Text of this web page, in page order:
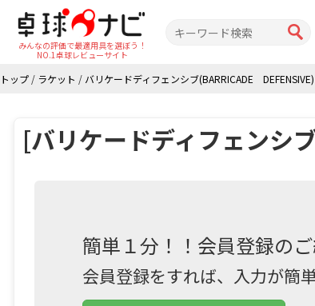
みんなの評価で最適用具を選ぼう！
NO.1卓球レビューサイト
トップ / ラケット / バリケードディフェンシブ(BARRICADE DEFENSIVE)
[バリケードディフェンシ
簡単１分！！会員登録の
会員登録をすれば、入力が簡